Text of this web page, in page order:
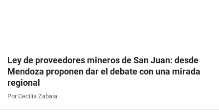
Ley de proveedores mineros de San Juan: desde
Mendoza proponen dar el debate con una mirada
regional
Por Cecilia Zabala